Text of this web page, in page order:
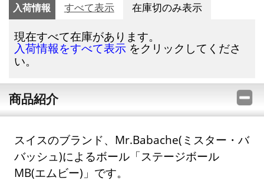
入荷情報 すべて表示 在庫切のみ表示
現在すべて在庫があります。
入荷情報をすべて表示 をクリックしてくださ
い。
商品紹介
スイスのブランド、Mr.Babache(ミスター・バ
バッシュ)によるボール「ステージボール
MB(エムビー)」です。